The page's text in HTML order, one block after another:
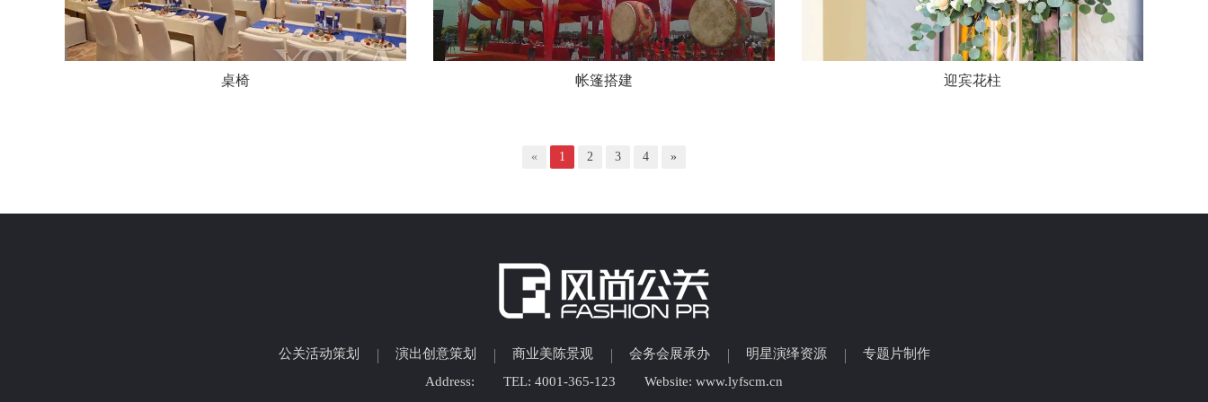
桌椅 帐篷搭建 迎宾花柱
« 1 2 3 4 »
公关活动策划 演出创意策划 商业美陈景观 会务会展承办 明星演绎资源
专题片制作
Address:
TEL: 4001-365-123 Website: www.lyfscm.cn